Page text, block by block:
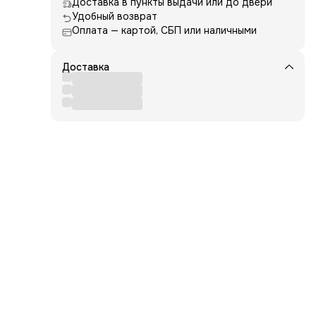
Удобный возврат
Оплата — картой, СБП или наличными
Доставка